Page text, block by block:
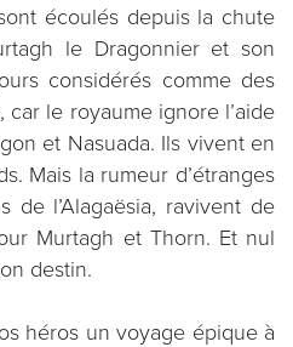
écoulés depuis la chute
le Dragonnier et son
considérés comme des
le royaume ignore l’aide
et Nasuada. Ils vivent en
Mais la rumeur d’étranges
de l’Alagaësia, ravivent de
Murtagh et Thorn. Et nul
destin.
héros un voyage épique à